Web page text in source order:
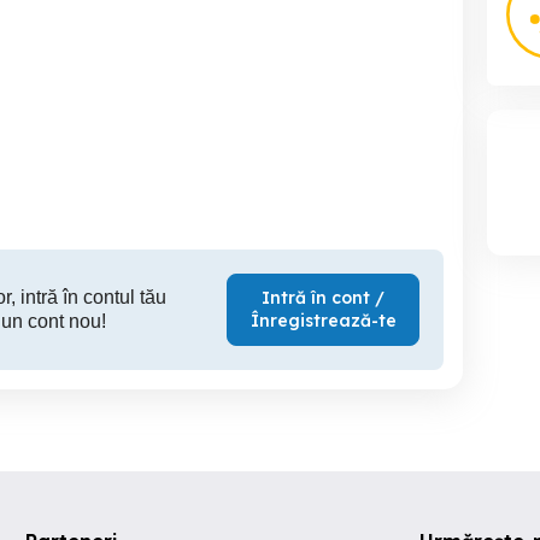
intră în contul tău
cont nou!
Intră în cont /
Înregistrează-te